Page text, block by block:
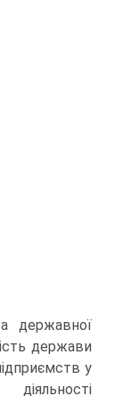
державної
держави
у